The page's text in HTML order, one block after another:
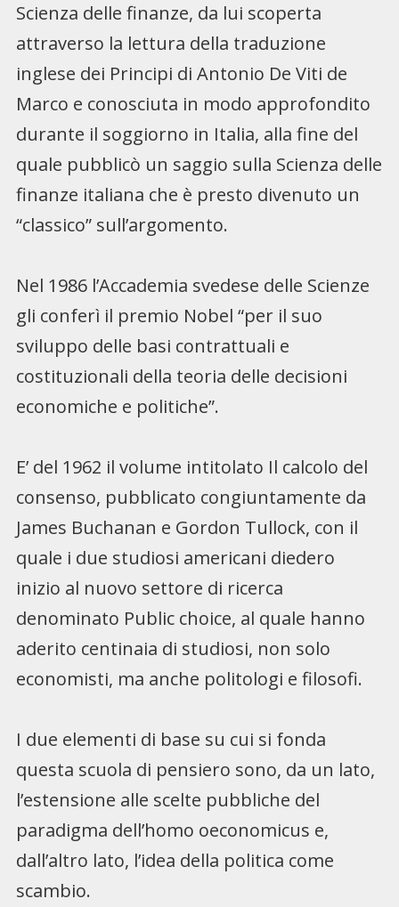
Scienza delle finanze, da lui scoperta
attraverso la lettura della traduzione
inglese dei Principi di Antonio De Viti de
Marco e conosciuta in modo approfondito
durante il soggiorno in Italia, alla fine del
quale pubblicò un saggio sulla Scienza delle
finanze italiana che è presto divenuto un
“classico” sull’argomento.
Nel 1986 l’Accademia svedese delle Scienze
gli conferì il premio Nobel “per il suo
sviluppo delle basi contrattuali e
costituzionali della teoria delle decisioni
economiche e politiche”.
E’ del 1962 il volume intitolato Il calcolo del
consenso, pubblicato congiuntamente da
James Buchanan e Gordon Tullock, con il
quale i due studiosi americani diedero
inizio al nuovo settore di ricerca
denominato Public choice, al quale hanno
aderito centinaia di studiosi, non solo
economisti, ma anche politologi e filosofi.
I due elementi di base su cui si fonda
questa scuola di pensiero sono, da un lato,
l’estensione alle scelte pubbliche del
paradigma dell’homo oeconomicus e,
dall’altro lato, l’idea della politica come
scambio.